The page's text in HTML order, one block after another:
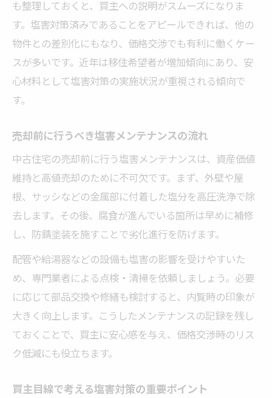
も整理しておくと、買主への説明がスムーズになりま
す。塩害対策済みであることをアピールできれば、他の
物件との差別化にもなり、価格交渉でも有利に働くケー
スが多いです。近年は移住希望者が増加傾向にあり、安
心材料として塩害対策の実施状況が重視される傾向で
す。
売却前に行うべき塩害メンテナンスの流れ
中古住宅の売却前に行う塩害メンテナンスは、資産価値
維持と高値売却のために不可欠です。まず、外壁や屋
根、サッシなどの金属部に付着した塩分を高圧洗浄で除
去します。その後、腐食が進んでいる箇所は早めに補修
し、防錆塗装を施すことで劣化進行を防げます。
配管や給湯器などの設備も塩害の影響を受けやすいた
め、専門業者による点検・清掃を依頼しましょう。必要
に応じて部品交換や修繕も検討すると、内覧時の印象が
大きく向上します。こうしたメンテナンスの記録を残し
ておくことで、買主に安心感を与え、価格交渉時のリス
ク低減にも役立ちます。
買主目線で考える塩害対策の重要ポイント